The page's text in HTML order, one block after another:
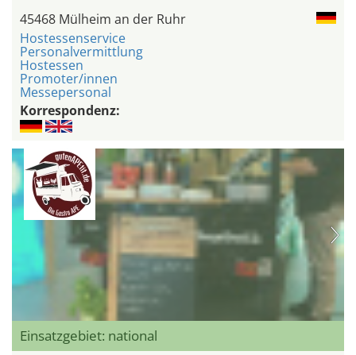
45468 Mülheim an der Ruhr
Hostessenservice
Personalvermittlung
Hostessen
Promoter/innen
Messepersonal
Korrespondenz:
Einsatzgebiet: national